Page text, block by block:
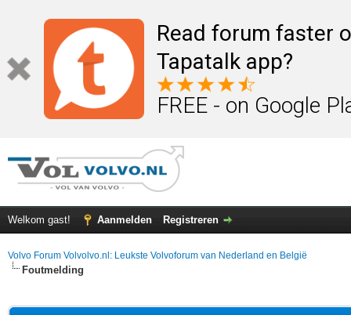
Read forum faster
Tapatalk app?
FREE - on Google
Welkom gast! Aanmelden Registreren
Volvo Forum Volvolvo.nl: Leukste Volvoforum van Nederland en België
Foutmelding